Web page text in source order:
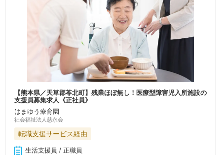
【熊本県／天草郡苓北町】残業ほぼ無し！医療型障害児入所施設の
支援員募集求人《正社員》
はまゆう療育園
社会福祉法人慈永会
転職支援サービス経由
生活支援員 / 正職員